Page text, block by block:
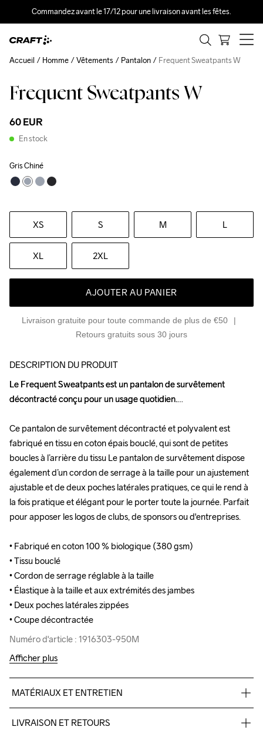
Commandez avant le 17/12 pour une livraison avant les fêtes.
Frequent Sweatpants W
60 EUR
En stock
Gris Chiné
XS S M L
XL 2XL
AJOUTER AU PANIER
Livraison gratuite pour toute commande de plus de €50
Retours gratuits sous 30 jours
Accueil Homme Vêtements Pantalon Frequent Sweatpants W
New
DESCRIPTION DU PRODUIT
Le Frequent Sweatpants est un pantalon de survêtement
décontracté conçu pour un usage quotidien.
Ce pantalon de survêtement décontracté et polyvalent est
fabriqué en tissu en coton épais bouclé, qui sont de petites
boucles à l’arrière du tissu Le pantalon de survêtement dispose
également d’un cordon de serrage à la taille pour un ajustement
ajustable et de deux poches latérales pratiques, ce qui le rend à
la fois pratique et élégant pour le porter toute la journée. Parfait
pour apposer les logos de clubs, de sponsors ou d'entreprises.
• Fabriqué en coton 100 % biologique (380 gsm)
• Tissu bouclé
• Cordon de serrage réglable à la taille
• Élastique à la taille et aux extrémités des jambes
• Deux poches latérales zippées
• Coupe décontractée
Numéro d'article : 1916303-950M
Le Frequent Sweatpants est un pantalon de survêtement
décontracté conçu pour un usage quotidien.
Ce pantalon de survêtement décontracté et polyvalent est
fabriqué en tissu en coton épais bouclé, qui sont de petites
boucles à l’arrière du tissu Le pantalon de survêtement dispose
également d’un cordon de serrage à la taille pour un ajustement
ajustable et de deux poches latérales pratiques, ce qui le rend à
la fois pratique et élégant pour le porter toute la journée. Parfait
pour apposer les logos de clubs, de sponsors ou d'entreprises.
• Fabriqué en coton 100 % biologique (380 gsm)
• Tissu bouclé
• Cordon de serrage réglable à la taille
• Élastique à la taille et aux extrémités des jambes
• Deux poches latérales zippées
• Coupe décontractée
Numéro d'article : 1916303-950M
Afficher plus
MATÉRIAUX ET ENTRETIEN
LIVRAISON ET RETOURS